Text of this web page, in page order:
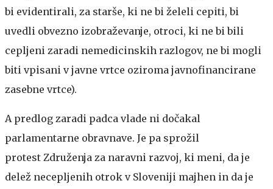
bi evidentirali, za starše, ki ne bi želeli cepiti, bi
uvedli obvezno izobraževanje, otroci, ki ne bi bili
cepljeni zaradi nemedicinskih razlogov, ne bi mogli
biti vpisani v javne vrtce oziroma javnofinancirane
zasebne vrtce).
A predlog zaradi padca vlade ni dočakal
parlamentarne obravnave. Je pa sprožil
protest Združenja za naravni razvoj, ki meni, da je
delež necepljenih otrok v Sloveniji majhen in da je